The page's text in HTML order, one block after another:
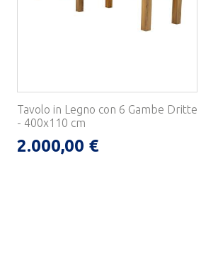
Tavolo in Legno con 6 Gambe Dritte
- 400x110 cm
2.000,00 €